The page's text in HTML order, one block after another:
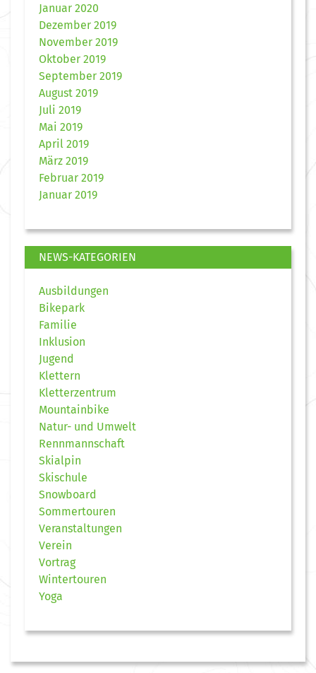
Januar 2020
Dezember 2019
November 2019
Oktober 2019
September 2019
August 2019
Juli 2019
Mai 2019
April 2019
März 2019
Februar 2019
Januar 2019
NEWS-KATEGORIEN
Ausbildungen
Bikepark
Familie
Inklusion
Jugend
Klettern
Kletterzentrum
Mountainbike
Natur- und Umwelt
Rennmannschaft
Skialpin
Skischule
Snowboard
Sommertouren
Veranstaltungen
Verein
Vortrag
Wintertouren
Yoga